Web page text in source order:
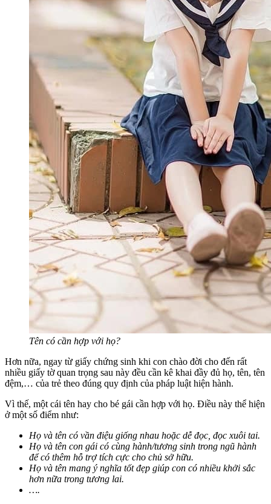
Tên có cần hợp với họ?
Hơn nữa, ngay từ giấy chứng sinh khi con chào đời cho đến rất
nhiều giấy tờ quan trọng sau này đều cần kê khai đầy đủ họ, tên, tên
đệm,… của trẻ theo đúng quy định của pháp luật hiện hành.
Vì thế, một cái tên hay cho bé gái cần hợp với họ. Điều này thể hiện
ở một số điểm như:
Họ và tên có vần điệu giống nhau hoặc dễ đọc, đọc xuôi tai.
Họ và tên con gái có cùng hành/tương sinh trong ngũ hành
để có thêm hỗ trợ tích cực cho chủ sở hữu.
Họ và tên mang ý nghĩa tốt đẹp giúp con có nhiều khởi sắc
hơn nữa trong tương lai.
….